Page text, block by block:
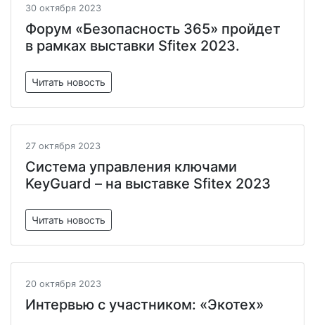
30 октября 2023
Форум «Безопасность 365» пройдет
в рамках выставки Sfitex 2023.
Читать новость
27 октября 2023
Система управления ключами
KeyGuard – на выставке Sfitex 2023
Читать новость
20 октября 2023
Интервью с участником: «Экотех»